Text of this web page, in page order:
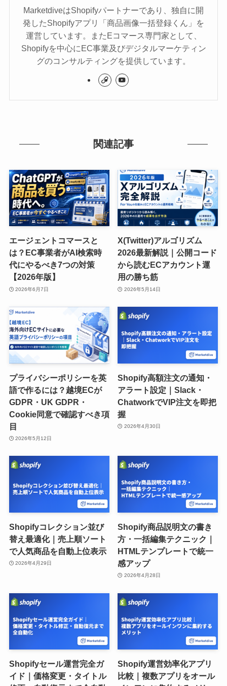
MarketdiveはShopifyパートナーであり、独自に開
発したShopifyアプリ「商品画像一括登録くん」を
運営しています。またEコマース専門家として、
Shopifyを中心にEC事業及びデジタルマーケティン
グのコンサルティングを提供しています。
関連記事
エージェントコマースと
は？EC事業者がAI検索時
代にやるべき7つの対策
【2026年版】
2026年6月7日
X(Twitter)アルゴリズム
2026最新解説｜公開コード
から読むECアカウント運
用の勝ち筋
2026年5月14日
プライバシーポリシーを英
語で作るには？越境ECが
GDPR・UK GDPR・
Cookie同意で確認すべき項
目
2026年5月12日
Shopify高額注文の通知・
アラート設定｜Slack・
ChatworkでVIP注文を即把
握
2026年4月30日
Shopifyコレクション並び
替え最適化｜売上順ソート
で人気商品を自動上位表示
2026年4月29日
Shopify商品説明文の書き
方・一括編集テクニック｜
HTMLテンプレートで統一
感アップ
2026年4月28日
Shopifyセール運営完全ガ
イド｜価格変更・タイトル
Shopify運営効率化アプリ
比較｜複数アプリをオール